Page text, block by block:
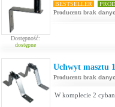
Dostępność:
dostępne
BESTSELLER
Producent: brak
Uchwyt masztu
Producent: brak
W komplecie 2